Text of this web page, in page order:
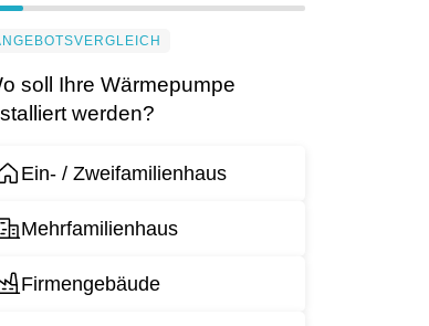
soll Ihre Wärmepumpe
werden?
Ein- / Zweifamilienhaus
Mehrfamilienhaus
Firmengebäude